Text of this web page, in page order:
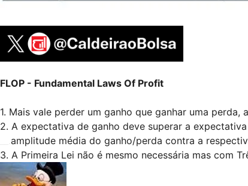
FLOP - Fundamental Laws Of Profit
1. Mais vale perder um ganho que ganhar uma perda,
2. A expectativa de ganho deve superar a
amplitude média do ganho/perda contra a
3. A Primeira Lei não é mesmo necessária mas com